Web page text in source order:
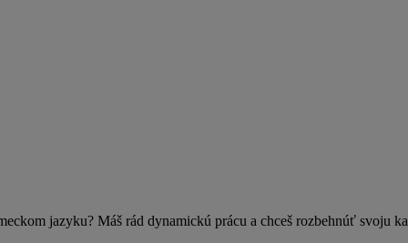
jazyku? Máš rád dynamickú prácu a chceš rozbehnúť svoju